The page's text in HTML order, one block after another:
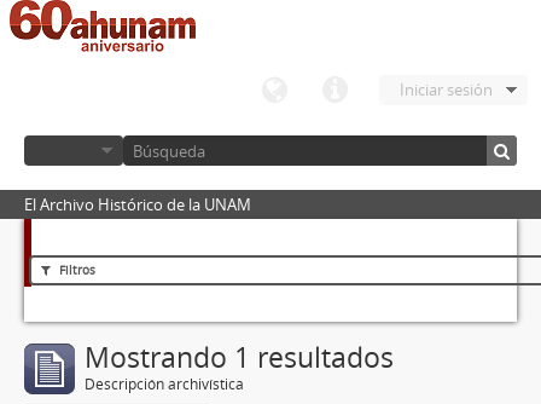
Iniciar sesión
El Archivo Histórico de la UNAM
Filtros
Mostrando 1 resultados
Descripción archivística